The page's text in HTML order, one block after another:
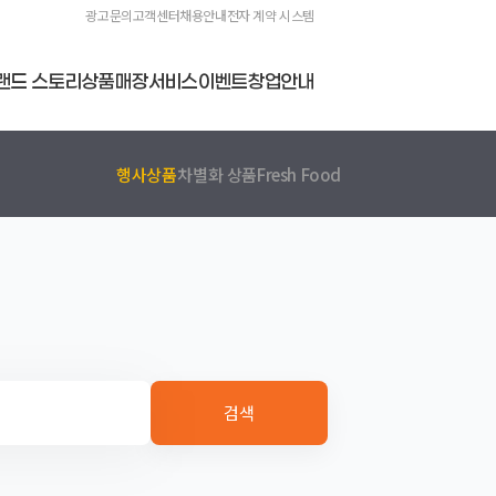
광고문의고객센터채용안내전자 계약 시스템
드 스토리상품매장서비스이벤트창업안내
행사상품차별화 상품Fresh Food
검색